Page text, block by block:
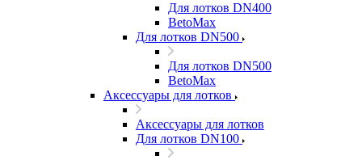
Для лотков DN400
BetoMax
Для лотков DN500
Для лотков DN500
BetoMax
Аксессуары для лотков
Аксессуары для лотков
Для лотков DN100